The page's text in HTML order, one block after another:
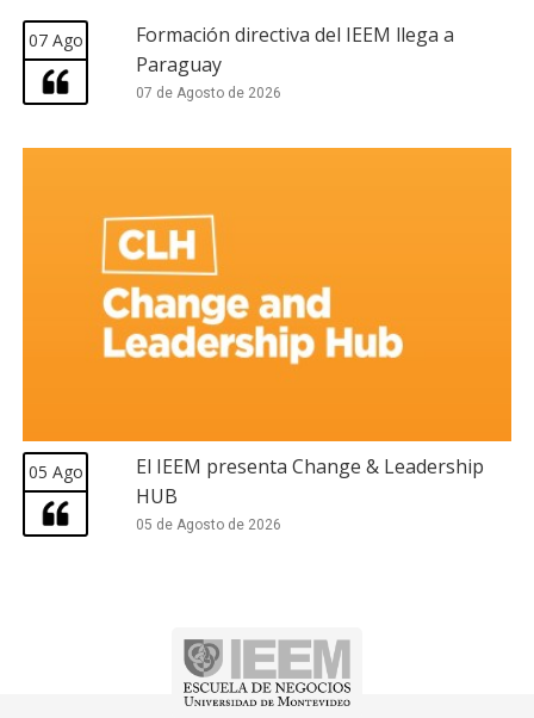
07 Ago
Formación directiva del IEEM llega a
Paraguay
07 de Agosto de 2026
05 Ago
El IEEM presenta Change & Leadership
HUB
05 de Agosto de 2026